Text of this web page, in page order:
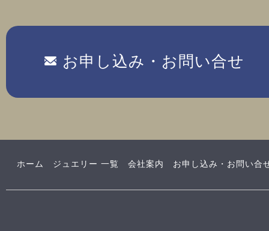
お申し込み・お問い合せ
ホーム ジュエリー 一覧 会社案内 お申し込み・お問い合